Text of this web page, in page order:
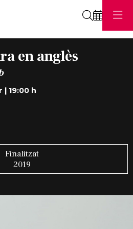
en anglès
| 19:00 h
Finalitzat
2019